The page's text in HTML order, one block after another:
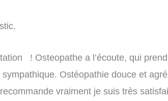
! Osteopathe a l’écoute, qui
sympathique. Ostéopathie douce et
vraiment je suis très